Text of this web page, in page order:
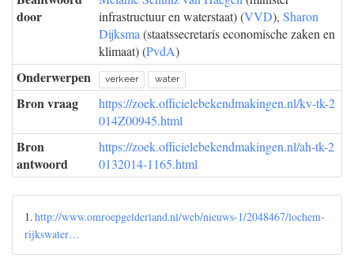
door
infrastructuur en waterstaat) (VVD), Sharon
Dijksma (staatssecretaris economische zaken en
klimaat) (PvdA)
Onderwerpen verkeer water
Bron vraag
https://zoek.officielebekendmakingen.nl/kv-tk-2
014Z00945.html
Bron
antwoord
https://zoek.officielebekendmakingen.nl/ah-tk-2
0132014-1165.html
1.http://www.omroepgelderland.nl/web/nieuws-1/2048467/lochem-
rijkswater…